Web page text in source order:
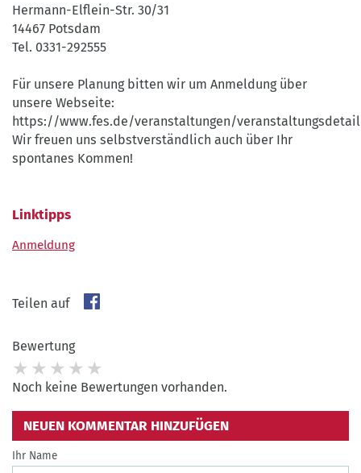
Hermann-Elflein-Str. 30/31
14467 Potsdam
Tel. 0331-292555
Für unsere Planung bitten wir um Anmeldung über
unsere Webseite:
https://www.fes.de/veranstaltungen/
Wir freuen uns selbstverständlich auch über Ihr
spontanes Kommen!
Linktipps
Anmeldung
Teilen auf
Bewertung
Noch keine Bewertungen vorhanden.
NEUEN KOMMENTAR HINZUFÜGEN
Ihr Name